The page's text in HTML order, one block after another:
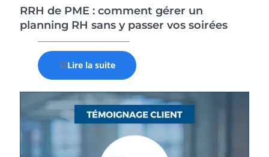
RRH de PME : comment gérer un
planning RH sans y passer vos soirées
Lire la suite